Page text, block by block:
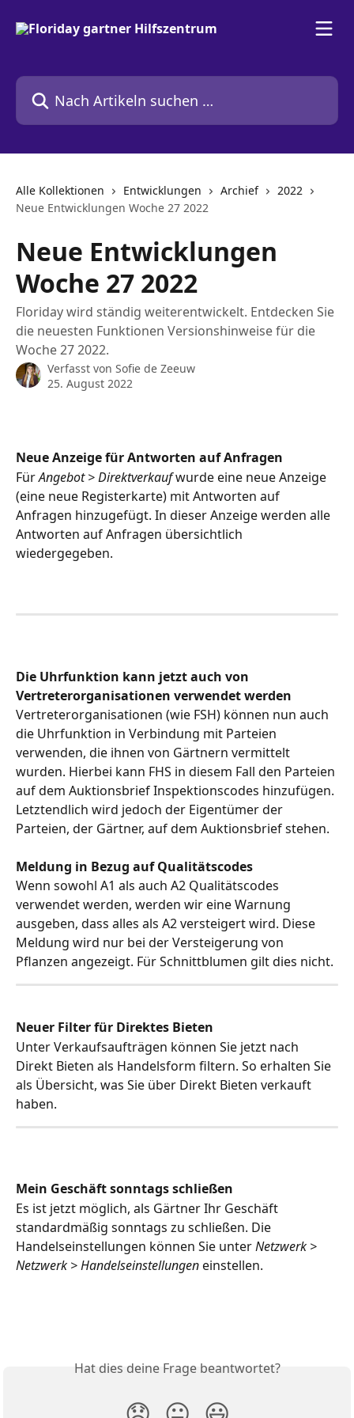
Nach Artikeln suchen …
Alle Kollektionen Entwicklungen Archief
2022
Neue Entwicklungen Woche 27 2022
Neue Entwicklungen
Woche 27 2022
Floriday wird ständig weiterentwickelt. Entdecken Sie
die neuesten Funktionen Versionshinweise für die
Woche 27 2022.
Verfasst von Sofie de Zeeuw
25. August 2022
Neue Anzeige für Antworten auf Anfragen
Für Angebot > Direktverkauf wurde eine neue Anzeige
(eine neue Registerkarte) mit Antworten auf
Anfragen hinzugefügt. In dieser Anzeige werden alle
Antworten auf Anfragen übersichtlich
wiedergegeben.
Die Uhrfunktion kann jetzt auch von
Vertreterorganisationen verwendet werden
Vertreterorganisationen (wie FSH) können nun auch
die Uhrfunktion in Verbindung mit Parteien
verwenden, die ihnen von Gärtnern vermittelt
wurden. Hierbei kann FHS in diesem Fall den Parteien
auf dem Auktionsbrief Inspektionscodes hinzufügen.
Letztendlich wird jedoch der Eigentümer der
Parteien, der Gärtner, auf dem Auktionsbrief stehen.
Meldung in Bezug auf Qualitätscodes
Wenn sowohl A1 als auch A2 Qualitätscodes
verwendet werden, werden wir eine Warnung
ausgeben, dass alles als A2 versteigert wird. Diese
Meldung wird nur bei der Versteigerung von
Pflanzen angezeigt. Für Schnittblumen gilt dies nicht.
Neuer Filter für Direktes Bieten
Unter Verkaufsaufträgen können Sie jetzt nach
Direkt Bieten als Handelsform filtern. So erhalten Sie
als Übersicht, was Sie über Direkt Bieten verkauft
haben.
Mein Geschäft sonntags schließen
Es ist jetzt möglich, als Gärtner Ihr Geschäft
standardmäßig sonntags zu schließen. Die
Handelseinstellungen können Sie unter Netzwerk >
Netzwerk > Handelseinstellungen einstellen.
Hat dies deine Frage beantwortet?